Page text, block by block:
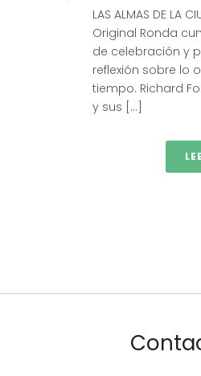
LAS ALMAS DE LA
Original Ronda
de celebración y
reflexión sobre lo
tiempo. Richard
y sus [...]